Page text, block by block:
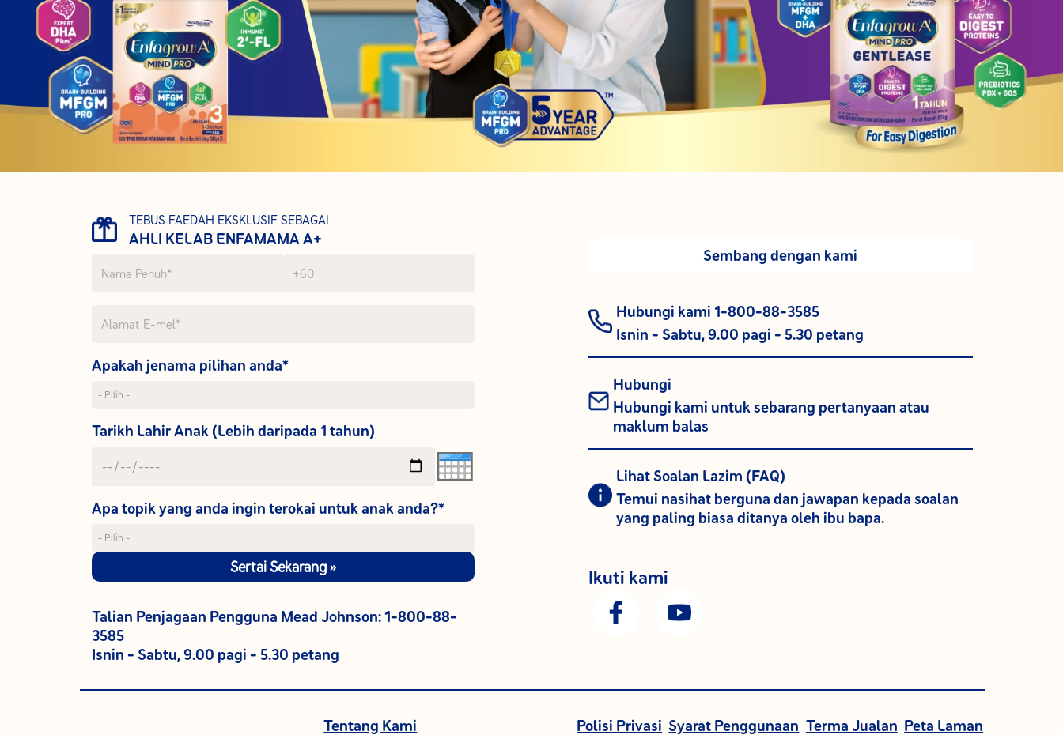
TEBUS FAEDAH EKSKLUSIF SEBAGAI
AHLI KELAB ENFAMAMA A+
Apakah jenama pilihan anda*
Tarikh Lahir Anak (Lebih daripada 1 tahun)
Apa topik yang anda ingin terokai untuk anak anda?*
Sertai Sekarang »
Talian Penjagaan Pengguna Mead Johnson: 1-800-88-
3585
Isnin - Sabtu, 9.00 pagi - 5.30 petang
Sembang dengan kami
Hubungi kami 1-800-88-3585
Isnin - Sabtu, 9.00 pagi - 5.30 petang
Hubungi
Hubungi kami untuk sebarang pertanyaan atau
maklum balas
Lihat Soalan Lazim (FAQ)
Temui nasihat berguna dan jawapan kepada soalan
yang paling biasa ditanya oleh ibu bapa.
Ikuti kami
Tentang Kami Polisi Privasi Syarat Penggunaan Terma Jualan Peta Laman